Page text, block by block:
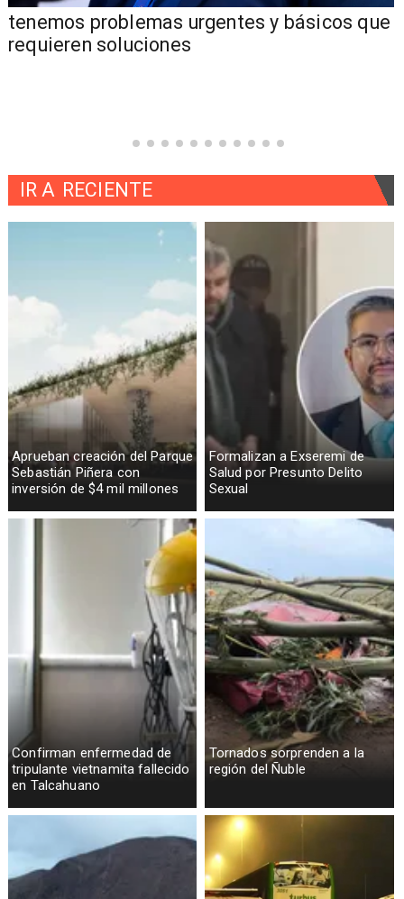
"Los problemas de seguridad que ha tenido
la comuna de Pucón"
Aprueban creación del Parque
Sebastián Piñera con
inversión de $4 mil millones
Formalizan a Exseremi de
Salud por Presunto Delito
Sexual
Confirman enfermedad de
tripulante vietnamita fallecido
en Talcahuano
Tornados sorprenden a la
región del Ñuble
IR A RECIENTE